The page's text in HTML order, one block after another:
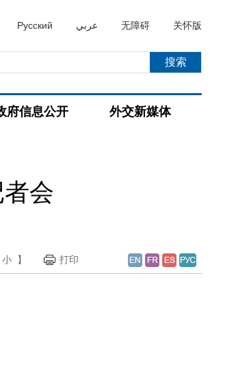
Русский عربي 无障碍 关怀版
府信息公开 外交新媒体
会
小 】 打印